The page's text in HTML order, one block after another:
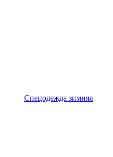
Спецодежда зимняя